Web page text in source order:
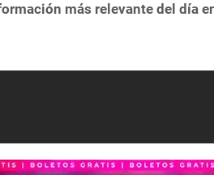
más relevante del día